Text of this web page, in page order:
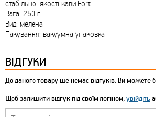
стабільної якості кави Fort.
Вага: 250 г
Вид: мелена
Пакування: вакуумна упаковка
ВІДГУКИ
До даного товару ще немає відгуків. Ви можете
Щоб залишити відгук під своїм логіном,увійдіть